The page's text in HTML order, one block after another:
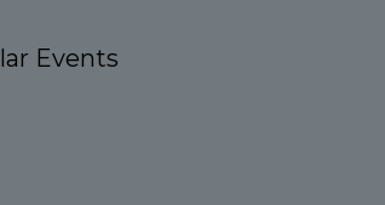
Events